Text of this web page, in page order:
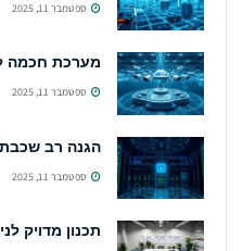
ספטמבר 11, 2025
מערכת חכמה
ספטמבר 11, 2025
הגנה רב
ספטמבר 11, 2025
תכנון מדויק